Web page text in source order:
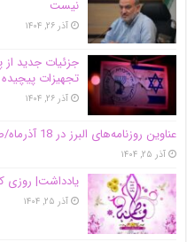
نیست
آذر ۲۶, ۱۴۰۴
جزئیات جدید
تجهیزات
آذر ۲۶, ۱۴۰۴
عناوین روزنامه‌های البرز در ‌18 آذرماه/صدرنشینی در ارائه خدمات زایمان بی‌درد
آذر ۲۵, ۱۴۰۴
یادداشت| روزی
آذر ۲۵, ۱۴۰۴